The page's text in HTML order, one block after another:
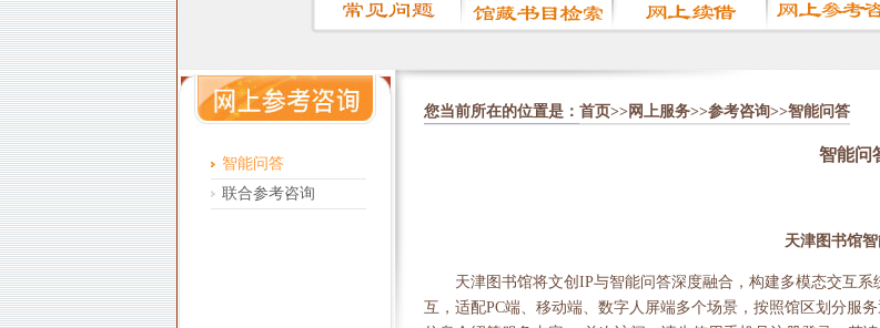
智能问答
联合参考咨询
您当前所在的位置是： 首页>>网上服务>>参考咨询>>智能问答
智能问
天津图书馆
天津图书馆将文创IP与智能问答深度融合，构建多模态交互
互，适配PC端、移动端、数字人屏端多个场景，按照馆区划分服